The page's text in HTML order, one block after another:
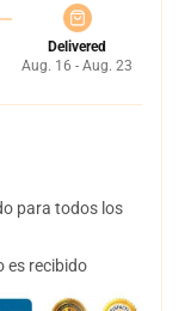
Delivered
Aug. 16 - Aug. 23
para todos los
es recibido